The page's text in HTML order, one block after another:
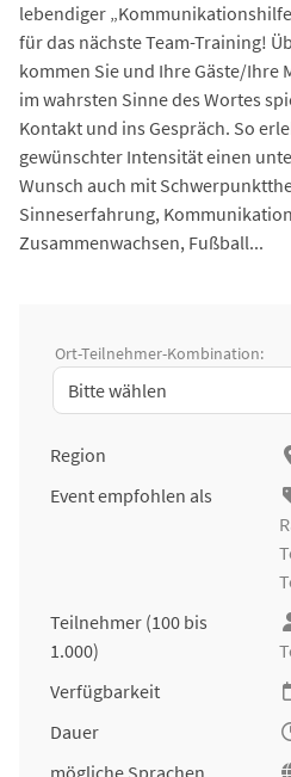
lebendiger
für das nächste Team-Training!
kommen Sie und Ihre Gäste/Ihre
im wahrsten Sinne des Wortes
Kontakt und ins Gespräch. So
gewünschter Intensität einen
Wunsch auch mit
Sinneserfahrung,
Zusammenwachsen, Fußball...
Ort-Teilnehmer-Kombination:
Region
Event empfohlen als
Teilnehmer (100 bis
1.000)
Verfügbarkeit
Dauer